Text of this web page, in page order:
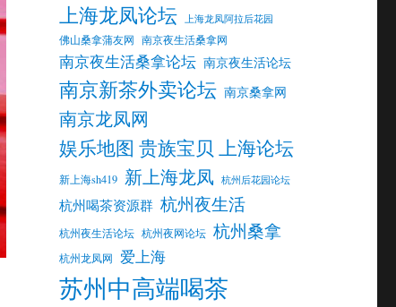
上海龙凤论坛 上海龙凤阿拉后花园
佛山桑拿蒲友网 南京夜生活桑拿网
南京夜生活桑拿论坛 南京夜生活论坛
南京新茶外卖论坛 南京桑拿网
南京龙凤网
娱乐地图 贵族宝贝 上海论坛
新上海sh419 新上海龙凤 杭州后花园论坛
杭州喝茶资源群 杭州夜生活
杭州夜生活论坛 杭州夜网论坛 杭州桑拿
杭州龙凤网 爱上海
苏州中高端喝茶